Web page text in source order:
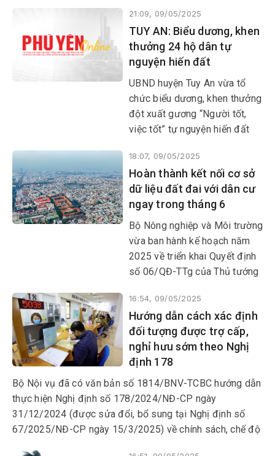
21:09, 09/05/2025
TUY AN: Biểu dương, khen
thưởng 24 hộ dân tự
nguyện hiến đất
UBND huyện Tuy An vừa tổ
chức biểu dương, khen thưởng
đột xuất gương “Người tốt,
việc tốt” tự nguyện hiến đất
cấp, mở rộng tuyến giao thông
từ ngã ba Cây Duối - Đá Do
(thôn Mỹ Long, xã An Dân,
huyện Tuy An).
18:07, 09/05/2025
Hoàn thành kết nối cơ sở
dữ liệu đất đai với dân cư
ngay trong tháng 6
Bộ Nông nghiệp và Môi trường
vừa ban hành kế hoạch năm
2025 về triển khai Quyết định
số 06/QĐ-TTg của Thủ tướng
phát triển ứng dụng dữ liệu về
dân cư, định danh và xác thực
điện tử phục vụ chuyển đổi số
quốc gia giai đoạn 2022 -
2025, tầm nhìn đến năm 2030.
16:54, 09/05/2025
Hướng dẫn cách xác định
đối tượng được trợ cấp,
nghỉ hưu sớm theo Nghị
định 178
Bộ Nội vụ đã có văn bản số 1814/BNV-TCBC hướng dẫn
thực hiện Nghị định số 178/2024/NĐ-CP ngày
31/12/2024 (được sửa đổi, bổ sung tại Nghị định số
67/2025/NĐ-CP ngày 15/3/2025) về chính sách, chế độ